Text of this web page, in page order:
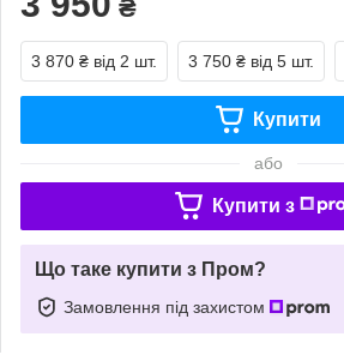
₴
3 870 ₴ від 2 шт. 3 750 ₴ від 5 шт.
Купити
або
Купити з
Що таке купити з Пром?
Замовлення під захистом